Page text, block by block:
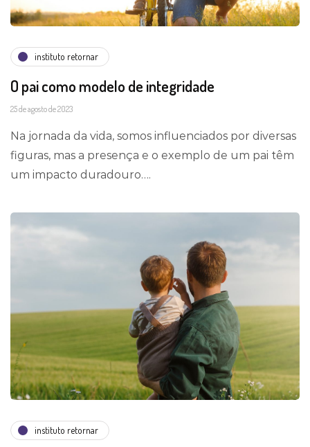
instituto retornar
O pai como modelo de integridade
25 de agosto de 2023
Na jornada da vida, somos influenciados por diversas
figuras, mas a presença e o exemplo de um pai têm
um impacto duradouro….
instituto retornar